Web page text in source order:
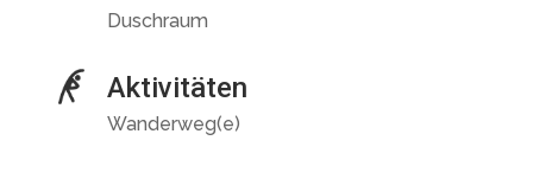
Duschraum
Aktivitäten
Wanderweg(e)